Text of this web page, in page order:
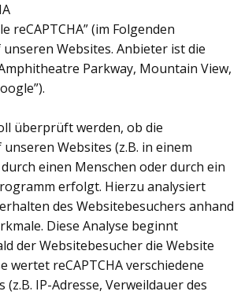
reCAPTCHA” (im Folgenden
unseren Websites. Anbieter ist die
Parkway, Mountain View,
überprüft werden, ob die
Websites (z.B. in einem
einen Menschen oder durch ein
erfolgt. Hierzu analysiert
des Websitebesuchers anhand
Diese Analyse beginnt
der Websitebesucher die Website
wertet reCAPTCHA verschiedene
IP-Adresse, Verweildauer des